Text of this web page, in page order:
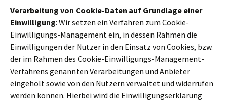
Verarbeitung von Cookie-Daten auf Grundlage einer
Einwilligung: Wir setzen ein Verfahren zum Cookie-
Einwilligungs-Management ein, in dessen Rahmen die
Einwilligungen der Nutzer in den Einsatz von Cookies, bzw.
der im Rahmen des Cookie-Einwilligungs-Management-
Verfahrens genannten Verarbeitungen und Anbieter
eingeholt sowie von den Nutzern verwaltet und widerrufen
werden können. Hierbei wird die Einwilligungserklärung